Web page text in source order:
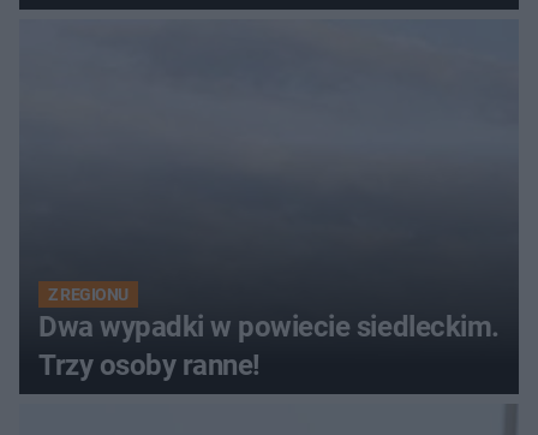
Z REGIONU
Dwa wypadki w powiecie siedleckim.
Trzy osoby ranne!